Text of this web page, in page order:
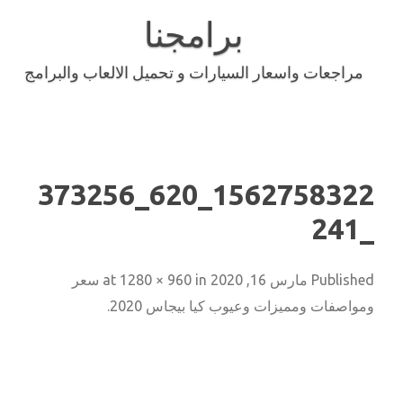
برامجنا
مراجعات واسعار السيارات و تحميل الالعاب والبرامج
1562758322_620_373256
Published مارس 16, 2020 1280 × 960 in
سعر
ومواصفات ومميزات وعيوب كيا بيجاس 2020
.